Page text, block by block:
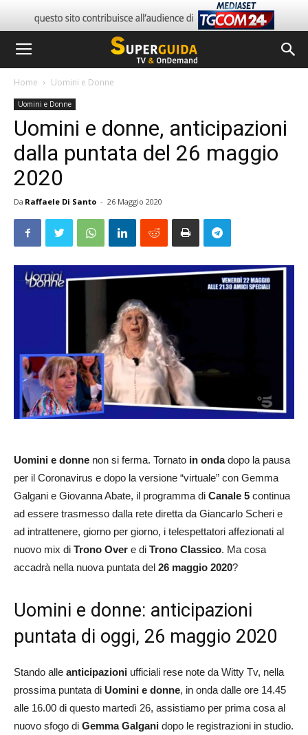
Home Uomini e Donne
Uomini e Donne
Uomini e donne, anticipazioni
dalla puntata del 26 maggio
2020
Da Raffaele Di Santo - 26 Maggio 2020
Uomini e donne non si ferma. Tornato in ondadopo la pausa
per il Coronavirus e dopo la versione “virtuale” con Gemma
Galgani e Giovanna Abate, il programma di Canale 5 continua
ad essere trasmesso dalla rete diretta da Giancarlo Scheri e
ad intrattenere, giorno per giorno, i telespettatori affezionati al
nuovo mix di Trono Over e di Trono Classico. Ma cosa
accadrà nella nuova puntata del 26 maggio 2020?
Uomini e donne: anticipazioni
puntata di oggi, 26 maggio 2020
Stando alle anticipazioni ufficiali rese note da Witty Tv, nella
prossima puntata di Uomini e donne, in onda dalle ore 14.45
alle 16.00 di questo martedì 26, assistiamo per prima cosa al
nuovo sfogo di Gemma Galgani dopo le registrazioni in studio.